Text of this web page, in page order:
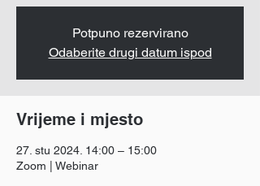
Potpuno rezervirano
Odaberite drugi datum ispod
Vrijeme i mjesto
27. stu 2024. 14:00 – 15:00
Zoom | Webinar